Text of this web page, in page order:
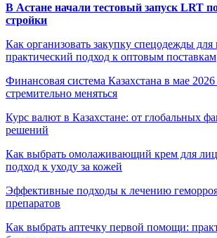
В Астане начали тестовый запуск LRT
стройки
Как организовать закупку спецодежды для
практический подход к оптовым поставкам
Финансовая система Казахстана в мае 2026
стремительно меняться
Курс валют в Казахстане: от глобальных
решений
Как выбрать омолаживающий крем для
подход к уходу за кожей
Эффективные подходы к лечению
препаратов
Как выбрать аптечку первой помощи: